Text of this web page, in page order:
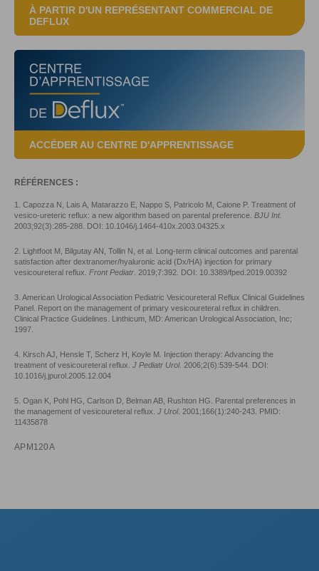
À PARTIR D'UN REPRÉSENTANT COMMERCIAL DE
DEFLUX
ACCÉDER AU CENTRE D'APPRENTISSAGE
RÉFÉRENCES :
1. Capozza N, Lais A, Matarazzo E, Nappo S, Patricolo M, Caione P. Treatment of
vesico-ureteric reflux: a new algorithm based on parental preference. BJU Int.
2003;92(3):285-288. DOI: 10.1046/j.1464-410x.2003.04325.x
2. Lightfoot M, Bilgutay AN, Tollin N, et al. Long-term clinical outcomes and parental
satisfaction after dextranomer/hyaluronic acid (Dx/HA) injection for primary
vesicoureteral reflux. Front Pediatr . 2019;7:392. DOI: 10.3389/fped.2019.00392
3. American Urological Association Pediatric Vesicoureteral Reflux Clinical Guidelines
Panel. Report on the management of primary vesicoureteral reflux in children.
Clinical Practice Guidelines. Linthicum, MD: American Urological Association, Inc;
1997.
4. Kirsch AJ, Hensle T, Scherz H, Koyle M. Injection therapy: Advancing the
treatment of vesicoureteral reflux. J Pediatr Urol. 2006;2(6):539-544. DOI:
10.1016/j.jpurol.2005.12.004
5. Ogan K, Pohl HG, Carlson D, Belman AB, Rushton HG. Parental preferences in
the management of vesicoureteral reflux. J Urol. 2001;166(1):240-243. PMID:
11435878
APM120A